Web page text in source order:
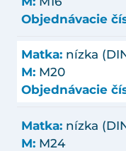
Objednávacie
Matka: nízka
M: M20
Objednávacie
Matka: nízka
M: M24